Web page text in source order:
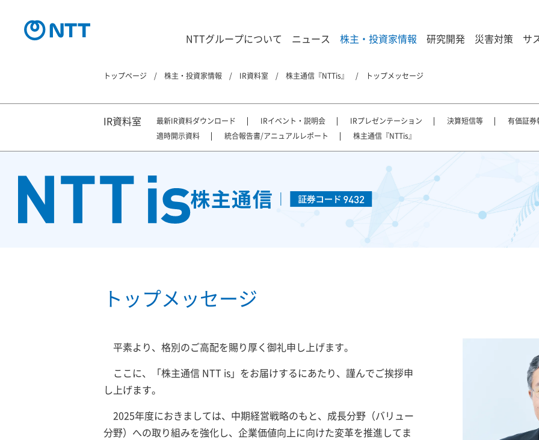
NTTグループについて ニュース 株主・投資家情報 研究開発 災害対策 サ
トップページ 株主・投資家情報 IR資料室 株主通信『NTTis』 トップメッセージ
IR資料室 最新IR資料ダウンロード IRイベント・説明会 IRプレゼンテーション 決算短信等
有価証券
適時開示資料
統合報告書/アニュアルレポート 株主通信『NTTis』
トップメッセージ
平素より、格別のご高配を賜り厚く御礼申し上げます。
ここに、「株主通信 NTT is」をお届けするにあたり、謹んでご挨拶申
し上げます。
2025年度におきましては、中期経営戦略のもと、成長分野（バリュー
分野）への取り組みを強化し、企業価値向上に向けた変革を推進してま